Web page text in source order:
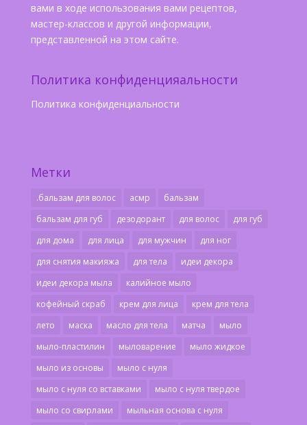
вами в ходе использования вами рецептов,
мастер-классов и другой информации,
представленной на этом сайте.
Политика конфиденцияальности
Политика конфиденциальности
Метки
.бальзам для волос асмр
бальзам
бальзам для губ
дезодорант для волос
для губ
для дома
для лица для мужчин
для ног
для снятия макияжа
для тела
идеи декора
идеи декора мыла
калийное мыло
кофейный скраб
крем для лица
крем для тела
лето
маска масло для тела матча
мыло
мыло-пластилин
мыловарение
мыло жидкое
мыло из основы
мыло с нуля
мыло с нуля со вставками
мыло с нуля твердое
мыло со свирлами
мыльная основа с нуля